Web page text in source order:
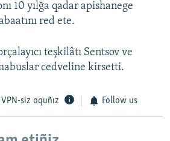
10 yılğa qadar apishanege
red ete.
teşkilâtı Sentsov ve
cedveline kirsetti.
VPN-siz oquñız Follow us